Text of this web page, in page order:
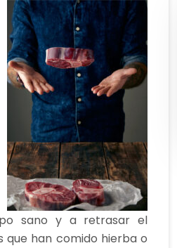
sano y a retrasar el
que han comido hierba o